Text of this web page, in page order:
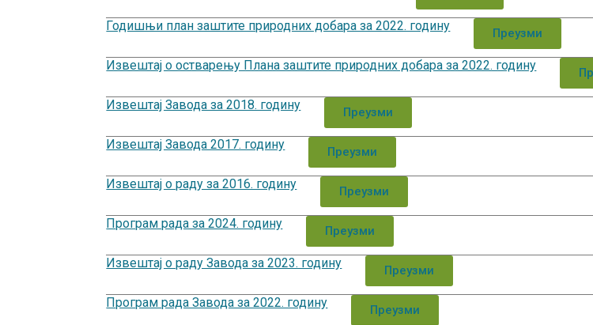
Годишњи план заштите природних добара за 2022. годину Преузми
Извештај о остварењу Плана заштите природних добара за 2022. годину
Извештај Завода за 2018. годину Преузми
Извештај Завода 2017. годину Преузми
Извештај о раду за 2016. годину Преузми
Програм рада за 2024. годину Преузми
Извештај о раду Завода за 2023. годину Преузми
Програм рада Завода за 2022. годину Преузми